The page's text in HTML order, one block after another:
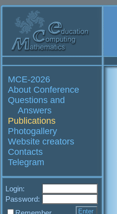
MCE-2026
About Conference
Questions and
Answers
Publications
Photogallery
Website creators
Contacts
Telegram
Login:
Password: